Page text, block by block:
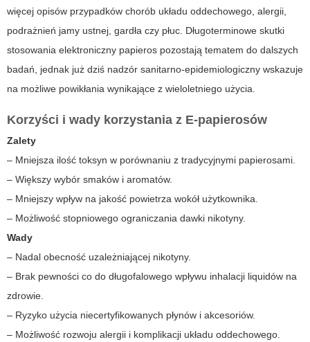
więcej opisów przypadków chorób układu oddechowego, alergii,
podrażnień jamy ustnej, gardła czy płuc. Długoterminowe skutki
stosowania elektroniczny papieros pozostają tematem do dalszych
badań, jednak już dziś nadzór sanitarno-epidemiologiczny wskazuje
na możliwe powikłania wynikające z wieloletniego użycia.
Korzyści i wady korzystania z E-papierosów
Zalety
– Mniejsza ilość toksyn w porównaniu z tradycyjnymi papierosami.
– Większy wybór smaków i aromatów.
– Mniejszy wpływ na jakość powietrza wokół użytkownika.
– Możliwość stopniowego ograniczania dawki nikotyny.
Wady
– Nadal obecność uzależniającej nikotyny.
– Brak pewności co do długofalowego wpływu inhalacji liquidów na
zdrowie.
– Ryzyko użycia niecertyfikowanych płynów i akcesoriów.
– Możliwość rozwoju alergii i komplikacji układu oddechowego.